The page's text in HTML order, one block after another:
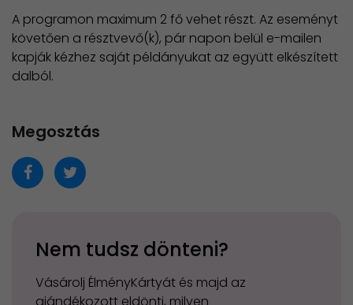
A programon maximum 2 fő vehet részt. Az eseményt
követően a résztvevő(k), pár napon belül e-mailen
kapják kézhez saját példányukat az együtt elkészített
dalból.
Megosztás
Nem tudsz dönteni?
Vásárolj ÉlményKártyát és majd az